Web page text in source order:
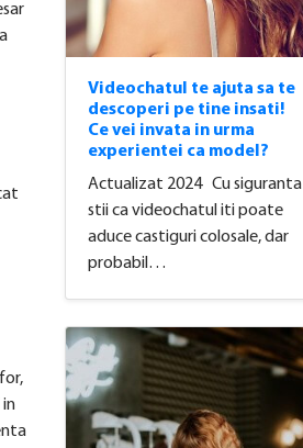
in
Videochatul te ajuta sa te
descoperi pe tine insati!
Ce vei invata in urma
experientei ca model?
Actualizat 2024 Cu siguranta
stii ca videochatul iti poate
aduce castiguri colosale, dar
probabil…